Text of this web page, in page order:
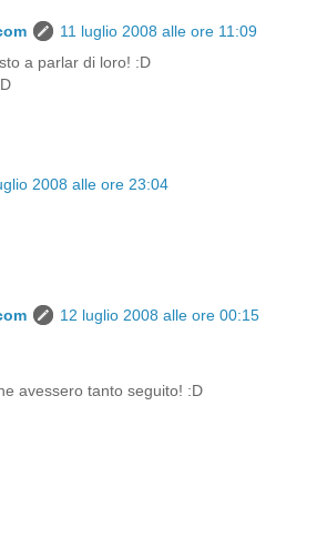
11 luglio 2008 alle ore 11:09
a parlar di loro! :D
2008 alle ore 23:04
12 luglio 2008 alle ore 00:15
avessero tanto seguito! :D